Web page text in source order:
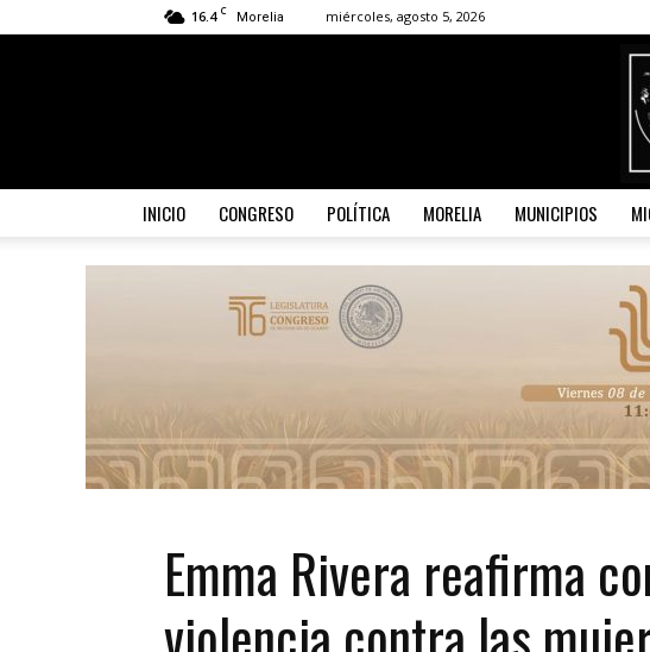
16.4 C Morelia miércoles, agosto 5, 2026
INICIO CONGRESO POLÍTICA MORELIA MUNICIPIOS
Emma Rivera reafirma